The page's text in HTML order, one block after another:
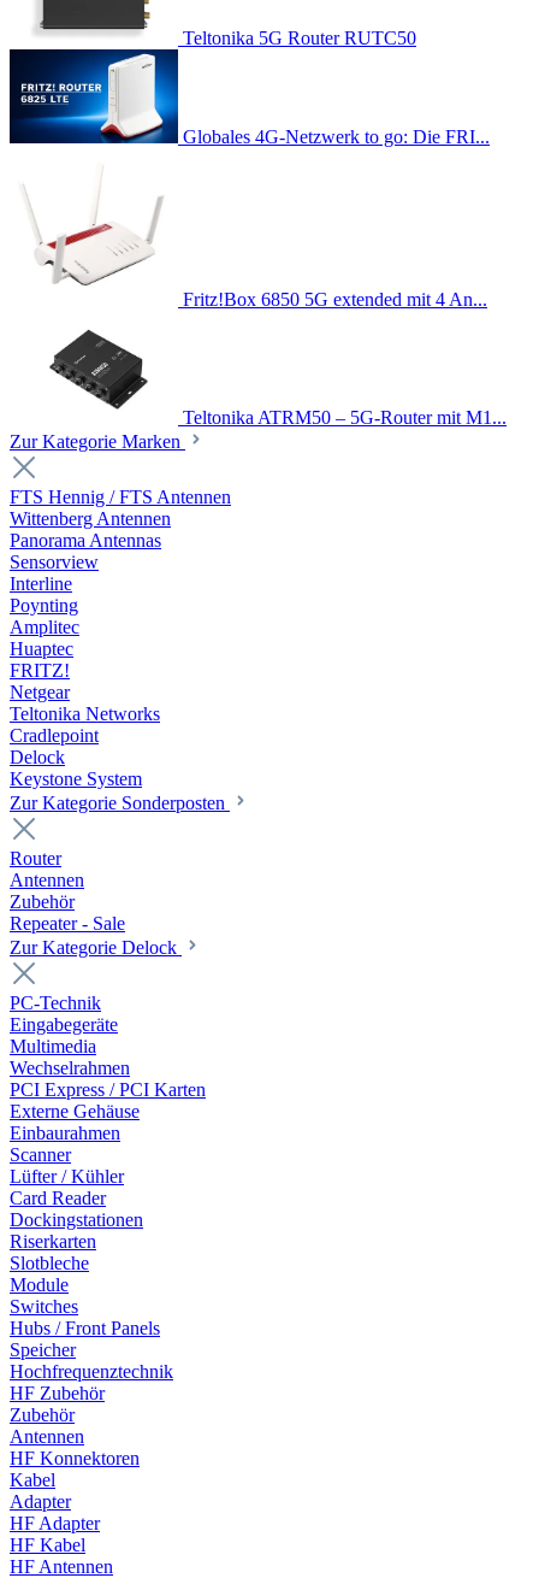
Teltonika 5G Router RUTC50
Globales 4G-Netzwerk to go: Die FRI...
Fritz!Box 6850 5G extended mit 4 An...
Teltonika ATRM50 – 5G-Router mit M1...
Zur Kategorie Marken
FTS Hennig / FTS Antennen
Wittenberg Antennen
Panorama Antennas
Sensorview
Interline
Poynting
Amplitec
Huaptec
FRITZ!
Netgear
Teltonika Networks
Cradlepoint
Delock
Keystone System
Zur Kategorie Sonderposten
Router
Antennen
Zubehör
Repeater - Sale
Zur Kategorie Delock
PC-Technik
Eingabegeräte
Multimedia
Wechselrahmen
PCI Express / PCI Karten
Externe Gehäuse
Einbaurahmen
Scanner
Lüfter / Kühler
Card Reader
Dockingstationen
Riserkarten
Slotbleche
Module
Switches
Hubs / Front Panels
Speicher
Hochfrequenztechnik
HF Zubehör
Zubehör
Antennen
HF Konnektoren
Kabel
Adapter
HF Adapter
HF Kabel
HF Antennen